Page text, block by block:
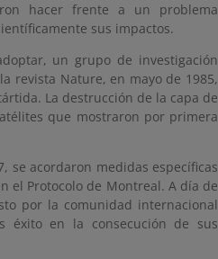
hacer frente a un problema
sus impactos.
un grupo de investigación
revista Nature, en mayo de 1985,
La destrucción de la capa de
que mostraron por primera
se acordaron medidas específicas
el Protocolo de Montreal. A día de
por la comunidad internacional
éxito en la consecución de sus